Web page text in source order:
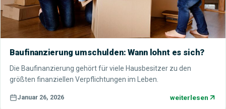
Baufinanzierung umschulden: Wann lohnt es sich?
Die Baufinanzierung gehört für viele Hausbesitzer zu den
größten finanziellen Verpflichtungen im Leben.
Januar 26, 2026 weiterlesen